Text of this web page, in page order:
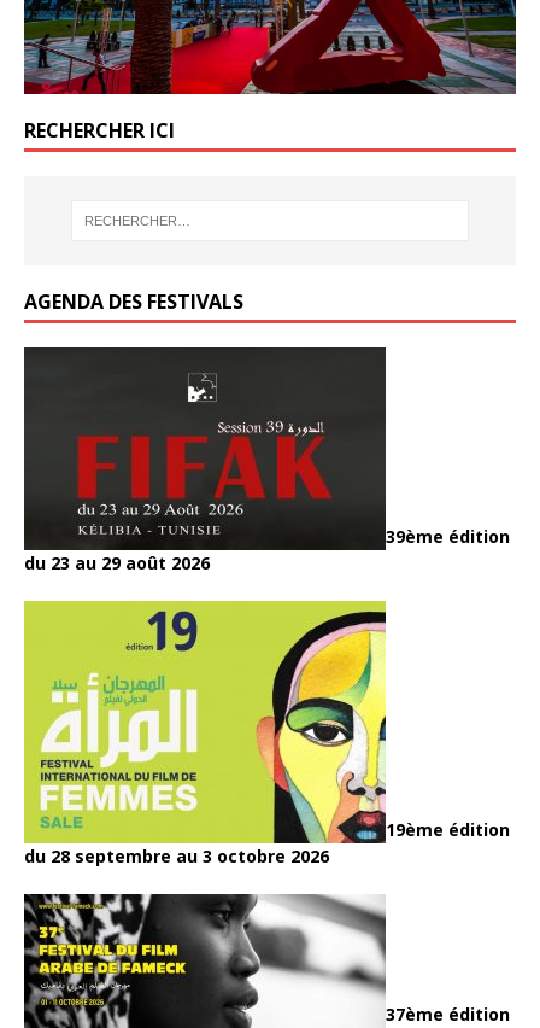
RECHERCHER ICI
AGENDA DES FESTIVALS
39ème édition
du 23 au 29 août 2026
19ème édition
du 28 septembre au 3 octobre 2026
37ème édition